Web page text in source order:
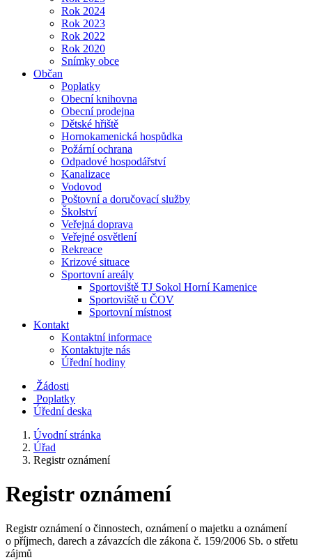
Rok 2024
Rok 2023
Rok 2022
Rok 2020
Snímky obce
Občan
Poplatky
Obecní knihovna
Obecní prodejna
Dětské hřiště
Hornokamenická hospůdka
Požární ochrana
Odpadové hospodářství
Kanalizace
Vodovod
Poštovní a doručovací služby
Školství
Veřejná doprava
Veřejné osvětlení
Rekreace
Krizové situace
Sportovní areály
Sportoviště TJ Sokol Horní Kamenice
Sportoviště u ČOV
Sportovní místnost
Kontakt
Kontaktní informace
Kontaktujte nás
Úřední hodiny
Žádosti
Poplatky
Úřední deska
Úvodní stránka
Úřad
Registr oznámení
Registr oznámení
Registr oznámení o činnostech, oznámení o majetku a oznámení
o příjmech, darech a závazcích dle zákona č. 159/2006 Sb. o střetu
zájmů